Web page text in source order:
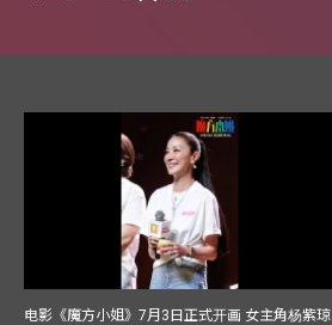
电影《魔方小姐》7月3日正式开画 女主角杨紫琼